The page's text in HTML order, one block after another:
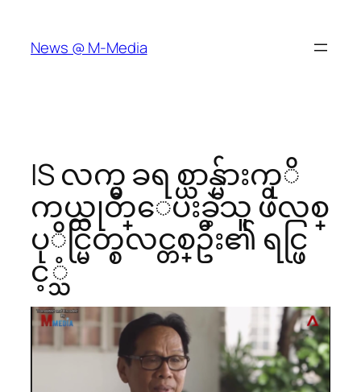
content
News @ M-Media
IS လက္မွ ခရစ္ယာန္မ်ားကုိ
ကယ္ထုတ္ေပးခဲ့သူ ဖိလစ္
ပုိင္မြတ္စလင္တစ္ဦး၏ ရင္ဖြ
င့္သံ